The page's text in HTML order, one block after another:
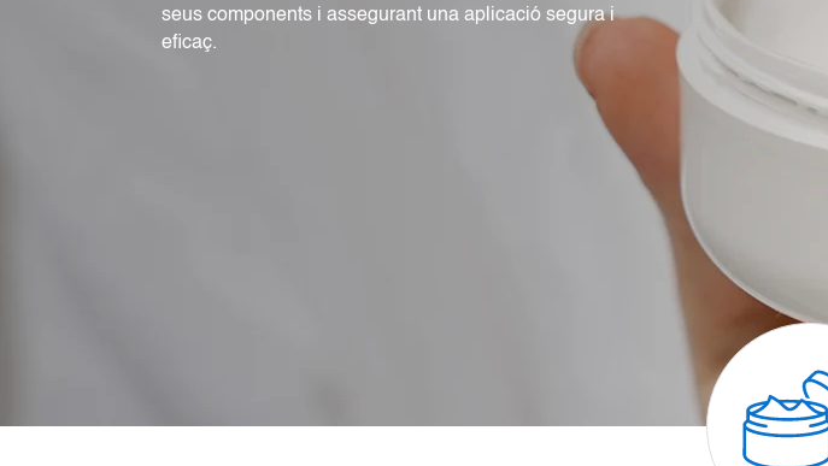
seus components i assegurant una aplicació segura i
eficaç.